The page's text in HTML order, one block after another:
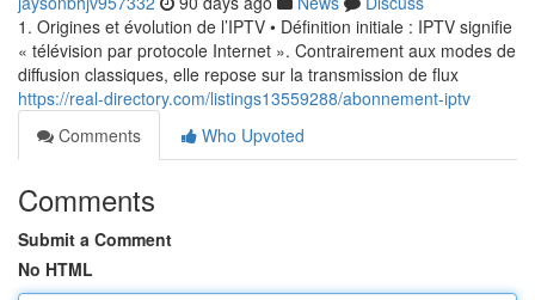
1. Origines et évolution de l’IPTV • Définition initiale : IPTV signifie
« télévision par protocole Internet ». Contrairement aux modes de
diffusion classiques, elle repose sur la transmission de flux
https://real-directory.com/listings13559288/abonnement-iptv
Comments
Who Upvoted
Comments
Submit a Comment
No HTML